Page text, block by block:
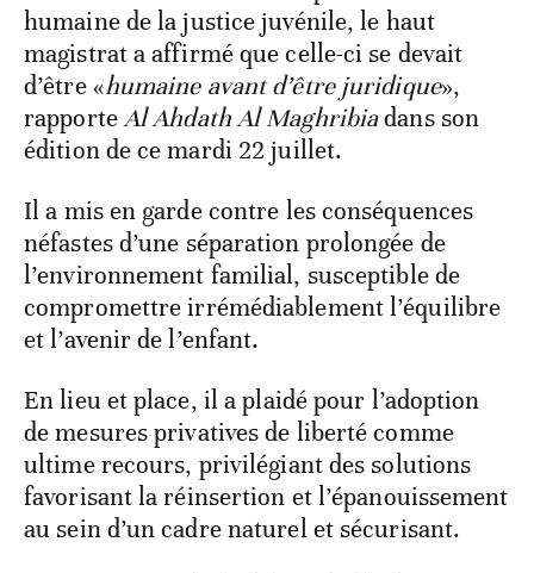
humaine de la justice juvénile, le haut
magistrat a affirmé que celle-ci se devait
d’être «humaine avant d’être juridique»,
rapporteAl Ahdath Al Maghribiadans son
édition de ce mardi 22 juillet.
Il a mis en garde contre les conséquences
néfastes d’une séparation prolongée de
l’environnement familial, susceptible de
compromettre irrémédiablement l’équilibre
et l’avenir de l’enfant.
En lieu et place, il a plaidé pour l’adoption
de mesures privatives de liberté comme
ultime recours, privilégiant des solutions
favorisant la réinsertion et l’épanouissement
au sein d’un cadre naturel et sécurisant.